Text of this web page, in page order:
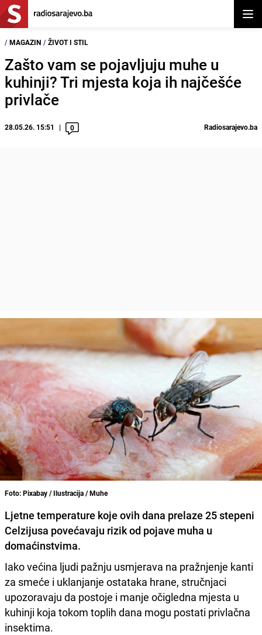
/ MAGAZIN / ŽIVOT I STIL
Zašto vam se pojavljuju muhe u
kuhinji? Tri mjesta koja ih najčešće
privlače
28.05.26. 15:51 0 Radiosarajevo.ba
Foto: Pixabay / Ilustracija / Muhe
Ljetne temperature koje ovih dana prelaze 25 stepeni
Celzijusa povećavaju rizik od pojave muha u
domaćinstvima.
Iako većina ljudi pažnju usmjerava na pražnjenje kanti
za smeće i uklanjanje ostataka hrane, stručnjaci
upozoravaju da postoje i manje očigledna mjesta u
kuhinji koja tokom toplih dana mogu postati privlačna
insektima.